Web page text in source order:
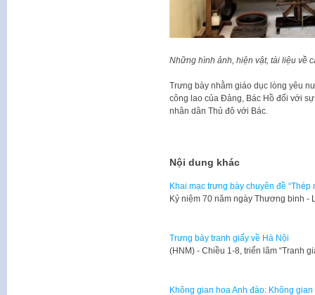
Những hình ảnh, hiện vật, tài liệu về
Trưng bày nhằm giáo dục lòng yêu
công lao của Đảng, Bác Hồ đối với
nhân dân Thủ đô với Bác.
Nội dung khác
Khai mạc trưng bày chuyên đề “Thép
Kỷ niệm 70 năm ngày Thương binh
Trưng bày tranh giấy về Hà Nội
(HNM) - Chiều 1-8, triển lãm “Tranh
Không gian hoa Anh đào: Không